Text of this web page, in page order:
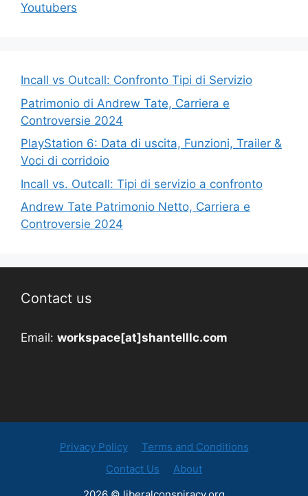
Youtubers
Incall vs Outcall: Confronto Tipi di Servizio
Patrimonio di Andrew Tate, Carriera e
Controversie 2024
PlayStation 6: Data di uscita, Funzioni, Trailer &
Voci di corridoio
Incall vs. Outcall: Tipi di servizio a confronto
Andrew Tate Patrimonio Netto, Carriera e
Controversie 2024
Contact us
Email: workspace[at]shantelllc.com
Privacy Policy
Terms and Conditions
Contact Us
About